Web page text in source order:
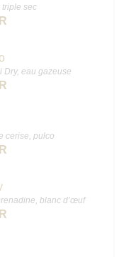
triple sec
Dry, eau gazeuse
cerise, pulco
blanc d’œuf